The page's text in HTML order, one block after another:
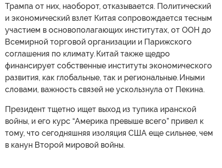
Трампа от них, наоборот, отказывается. Политический
и экономический взлет Китая сопровождается тесным
участием в основополагающих институтах, от ООН до
Всемирной торговой организации и Парижского
соглашения по климату. Китай также щедро
финансирует собственные институты экономического
развития, как глобальные, так и региональные. Иными
словами, важность связей не ускользнула от Пекина.
Президент тщетно ищет выход из тупика иранской
войны, и его курс “Америка превыше всего” привел к
тому, что сегодняшняя изоляция США еще сильнее, чем
в канун Второй мировой войны.